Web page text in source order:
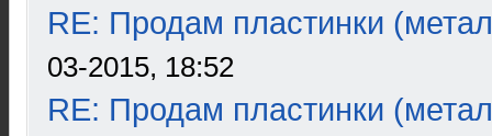
RE: Продам пластинки
03-2015, 18:52
RE: Продам пластинки